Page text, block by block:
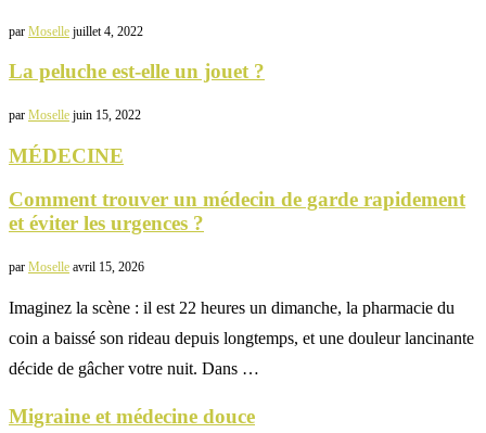
par Moselle juillet 4, 2022
La peluche est-elle un jouet ?
par Moselle juin 15, 2022
MÉDECINE
Comment trouver un médecin de garde rapidement
et éviter les urgences ?
par Moselle avril 15, 2026
Imaginez la scène : il est 22 heures un dimanche, la pharmacie du
coin a baissé son rideau depuis longtemps, et une douleur lancinante
décide de gâcher votre nuit. Dans …
Migraine et médecine douce